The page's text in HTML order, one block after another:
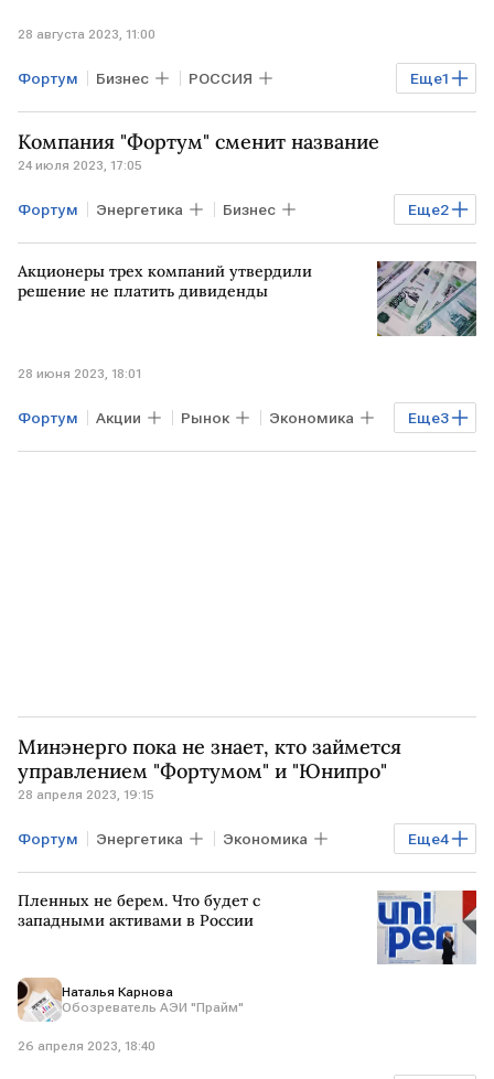
28 августа 2023, 11:00
Еще1
Фортум Бизнес РОССИЯ
чистая прибыль
Компания "Фортум" сменит название
24 июля 2023, 17:05
Еще2
Фортум Энергетика Бизнес
РОССИЯ смена названия
Акционеры трех компаний утвердили
решение не платить дивиденды
28 июня 2023, 18:01
Еще3
Фортум Акции Рынок Экономика
дивиденды юнипро Русал
Минэнерго пока не знает, кто займется
управлением "Фортумом" и "Юнипро"
28 апреля 2023, 19:15
Еще4
Фортум Энергетика Экономика
юнипро активы управление
Минэнерго РФ
Пленных не берем. Что будет с
западными активами в России
Наталья Карнова
Обозреватель АЭИ "Прайм"
26 апреля 2023, 18:40